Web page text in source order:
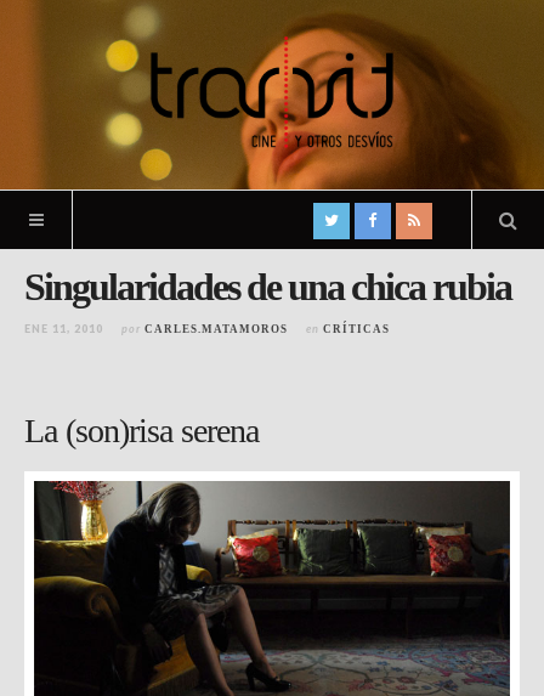
Singularidades de una chica rubia
ENE 11, 2010 por CARLES.MATAMOROS en CRÍTICAS
La (son)risa serena